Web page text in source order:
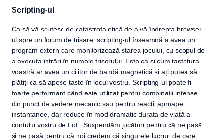
Scripting-ul
Ca să vă scutesc de catastrofa etică de a vă îndrepta browser-
ul spre un forum de trișare, scripting-ul înseamnă a avea un
program extern care monitorizează starea jocului, cu scopul de
a executa intrări în numele trișorului. Este ca și cum tastatura
voastră ar avea un cititor de bandă magnetică și ați putea să
plătiți ca să apese taste în locul vostru. Scripting-ul poate fi
foarte performant când este utilizat pentru combinații intense
din punct de vedere mecanic sau pentru reacții aproape
instantanee, dar reduce în mod dramatic durata de viață a
contului vostru de LoL. Suspendăm jucători pentru că ne pasă
și ne pasă pentru că noi credem că singurele lucruri de care